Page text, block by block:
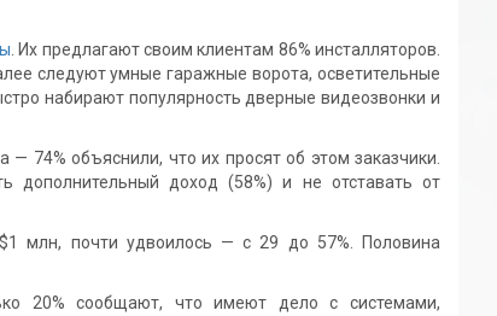
. Их предлагают своим клиентам 86% инсталляторов.
следуют умные гаражные ворота, осветительные
набирают популярность дверные видеозвонки и
74% объяснили, что их просят об этом заказчики.
дополнительный доход (58%) и не отставать от
млн, почти удвоилось — с 29 до 57%. Половина
20% сообщают, что имеют дело с системами,